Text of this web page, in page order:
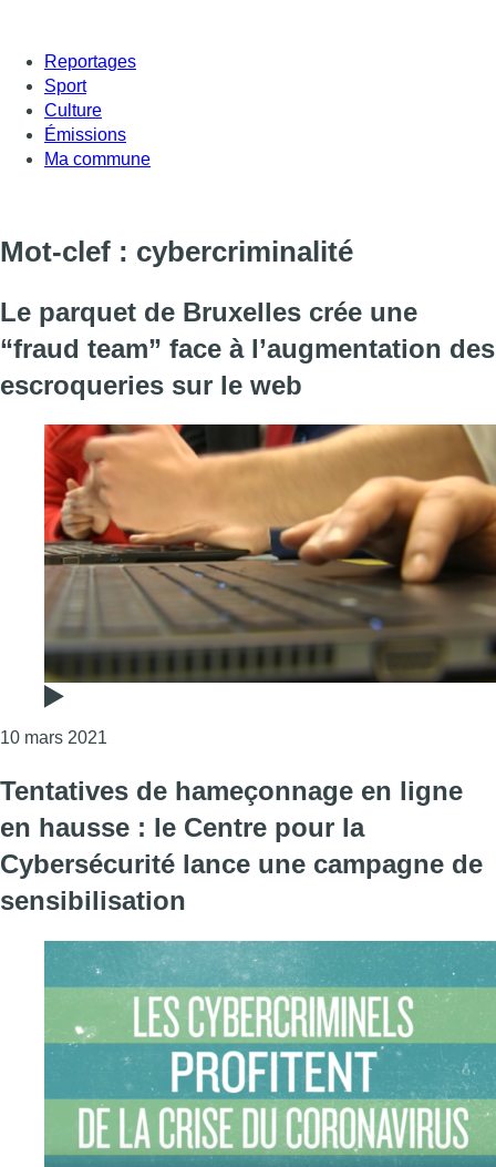
Reportages
Sport
Culture
Émissions
Ma commune
Mot-clef : cybercriminalité
Le parquet de Bruxelles crée une
“fraud team” face à l’augmentation des
escroqueries sur le web
10 mars 2021
Tentatives de hameçonnage en ligne
en hausse : le Centre pour la
Cybersécurité lance une campagne de
sensibilisation